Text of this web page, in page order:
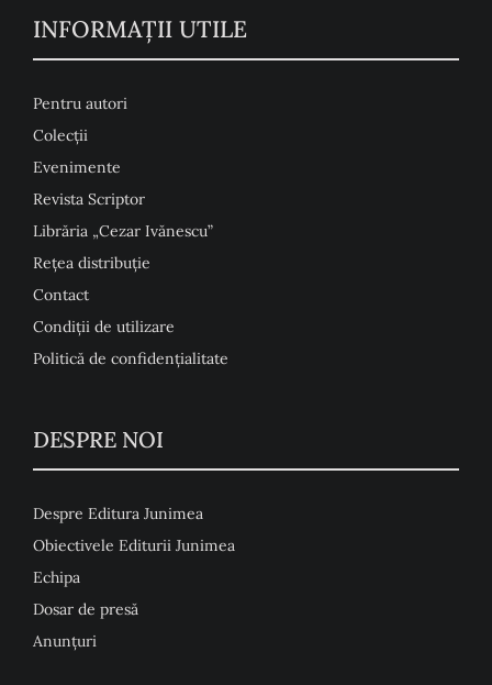
INFORMAŢII UTILE
Pentru autori
Colecţii
Evenimente
Revista Scriptor
Librăria „Cezar Ivănescu”
Rețea distribuție
Contact
Condiţii de utilizare
Politică de confidențialitate
DESPRE NOI
Despre Editura Junimea
Obiectivele Editurii Junimea
Echipa
Dosar de presă
Anunţuri